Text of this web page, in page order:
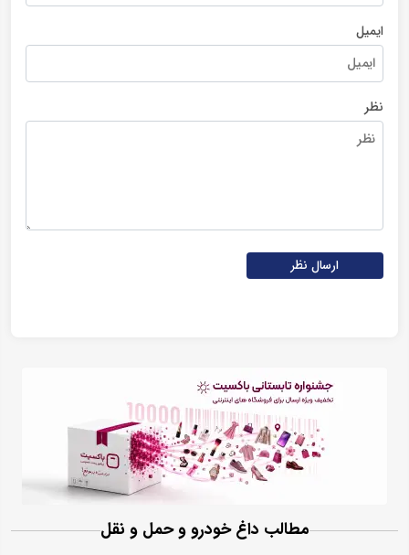
ایمیل
نظر
ارسال نظر
مطالب داغ خودرو و حمل و نقل